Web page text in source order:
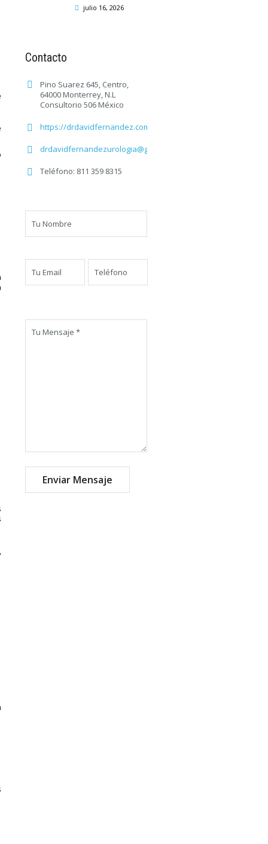
julio 16, 2026
Contacto
Pino Suarez 645, Centro,
64000 Monterrey, N.L
Consultorio 506 México
https://drdavidfernandez.com/
drdavidfernandezurologia@gmail.com
Teléfono: 811 359 8315